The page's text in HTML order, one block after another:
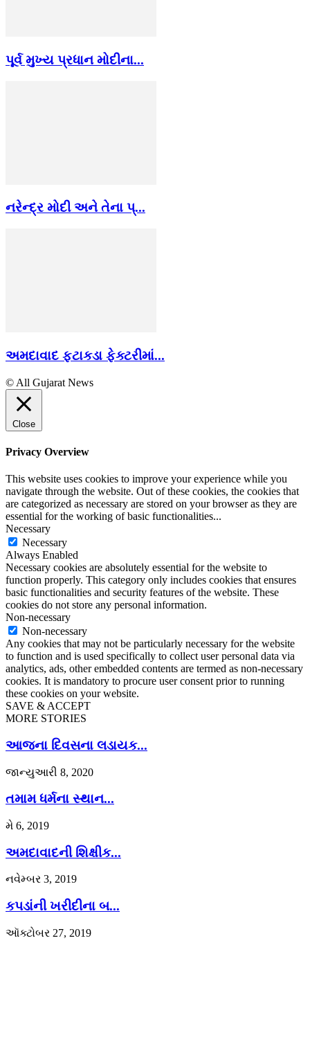
પૂર્વ મુખ્ય પ્રધાન મોદીના...
નરેન્દ્ર મોદી અને તેના પ્...
અમદાવાદ ફટાકડા ફેક્ટરીમાં...
© All Gujarat News
Close
Privacy Overview
This website uses cookies to improve your experience while you
navigate through the website. Out of these cookies, the cookies that
are categorized as necessary are stored on your browser as they are
essential for the working of basic functionalities...
Necessary
Necessary
Always Enabled
Necessary cookies are absolutely essential for the website to
function properly. This category only includes cookies that ensures
basic functionalities and security features of the website. These
cookies do not store any personal information.
Non-necessary
Non-necessary
Any cookies that may not be particularly necessary for the website
to function and is used specifically to collect user personal data via
analytics, ads, other embedded contents are termed as non-necessary
cookies. It is mandatory to procure user consent prior to running
these cookies on your website.
SAVE & ACCEPT
MORE STORIES
આજના દિવસના લડાયક...
જાન્યુઆરી 8, 2020
તમામ ધર્મના સ્થાન...
મે 6, 2019
અમદાવાદની શિક્ષીક...
નવેમ્બર 3, 2019
કપડાંની ખરીદીના બ...
ઑક્ટોબર 27, 2019